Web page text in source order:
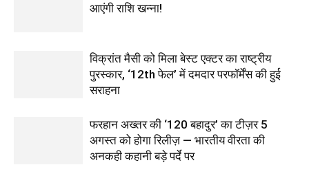
आएंगी राशि खन्ना!
विक्रांत मैसी को मिला बेस्ट एक्टर का राष्ट्रीय
पुरस्कार, ‘12th फेल’ में दमदार परफॉर्मेंस की हुई
सराहना
फरहान अख्तर की ‘120 बहादुर’ का टीज़र 5
अगस्त को होगा रिलीज़ — भारतीय वीरता की
अनकही कहानी बड़े पर्दे पर